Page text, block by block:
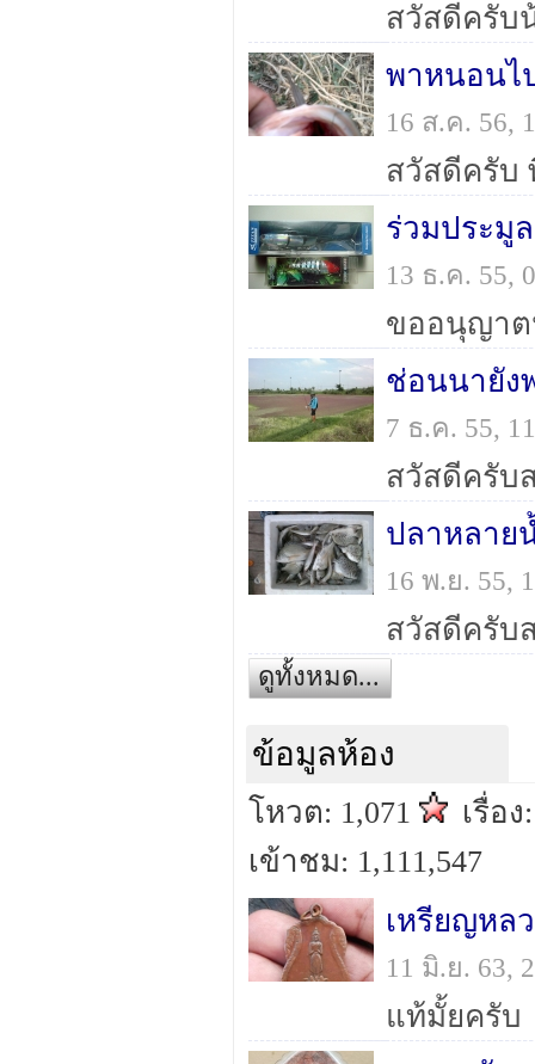
พาหนอนไ
16 ส.ค. 56,
13 ธ.ค. 55,
ช่อนนายัง
7 ธ.ค. 55,
ปลาหลาย
16 พ.ย. 55,
ดูทั้งหมด...
ข้อมูลห้อง
โหวต: 1,071
เรื่อ
เข้าชม: 1,111,547
เหรียญหล
11 มิ.ย. 63,
แท้มั้ยครับ